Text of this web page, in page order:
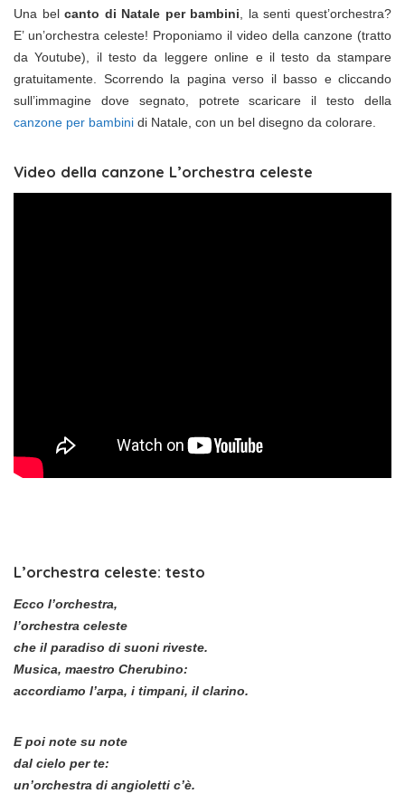
Una belcanto di Natale per bambini, la senti quest’orchestra?
E’ un’orchestra celeste! Proponiamo il video della canzone (tratto
da Youtube), il testo da leggere online e il testo da stampare
gratuitamente. Scorrendo la pagina verso il basso e cliccando
sull’immagine dove segnato, potrete scaricare il testo della
canzone per bambini di Natale, con un bel disegno da colorare.
Video della canzone L’orchestra celeste
L’orchestra celeste: testo
Ecco l’orchestra,
l’orchestra celeste
che il paradiso di suoni riveste.
Musica, maestro Cherubino:
accordiamo l’arpa, i timpani, il clarino.
E poi note su note
dal cielo per te:
un’orchestra di angioletti c’è.